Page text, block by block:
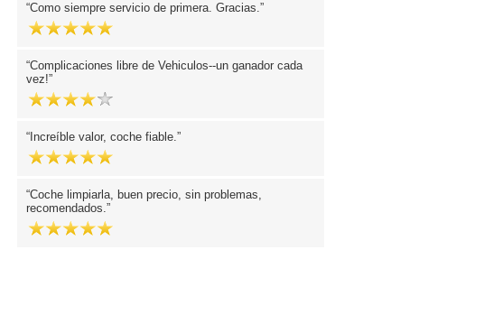
Como siempre servicio de primera. Gracias.
Complicaciones libre de Vehiculos--un ganador cada
vez!
Increíble valor, coche fiable.
Coche limpiarla, buen precio, sin problemas,
recomendados.